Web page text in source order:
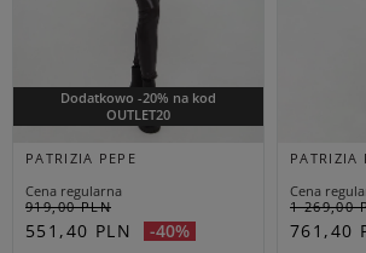
Dodatkowo -20% na kod
OUTLET20
PATRIZIA PEPE
Cena regularna
919,00 PLN
551,40 PLN -40%
PATRIZIA
Cena
1 269,00
761,40